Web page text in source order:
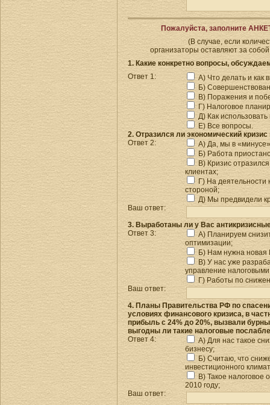
Пожалуйста, заполните
(В случае, если
организаторы оставляют за
1. Какие конкретно вопросы,
Ответ 1:
А) Что делать и как
Б)
В) Поражения и
Г) Налоговое
Д) Как
Е) Все вопросы.
2. Отразился ли экономический
Ответ 2:
А) Да, мы в
Б) Работа
В) Кризис
клиентах;
Г) На
стороной;
Д) Мы предвидели
Ваш ответ:
3. Выработаны ли у Вас
Ответ 3:
А) Планируем
оптимизации;
Б) Нам нужна новая
В) У нас уже
управление
Г) Работы по
Ваш ответ:
4. Планы Правительства РФ по
условиях финансового кризиса, в
прибыль с 24% до 20%, вызвали
выгодны ли такие налоговые
Ответ 4:
А) Для нас такое
бизнесу;
Б) Считаю, что
инвестиционного
В) Такое налоговое
2010 году;
Ваш ответ: